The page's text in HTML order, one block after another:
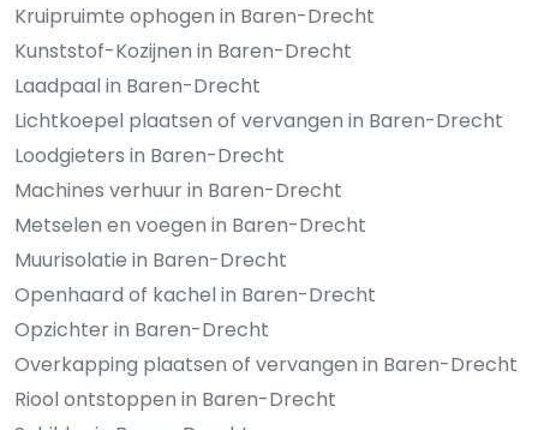
Kruipruimte ophogen in Baren-Drecht
Kunststof-Kozijnen in Baren-Drecht
Laadpaal in Baren-Drecht
Lichtkoepel plaatsen of vervangen in Baren-Drecht
Loodgieters in Baren-Drecht
Machines verhuur in Baren-Drecht
Metselen en voegen in Baren-Drecht
Muurisolatie in Baren-Drecht
Openhaard of kachel in Baren-Drecht
Opzichter in Baren-Drecht
Overkapping plaatsen of vervangen in Baren-Drecht
Riool ontstoppen in Baren-Drecht